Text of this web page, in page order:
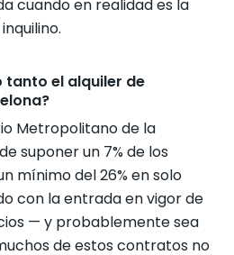
cuando en realidad es la
tanto el alquiler de
Metropolitano de la
suponer un 7% de los
mínimo del 26% en solo
con la entrada en vigor de
— y probablemente sea
de estos contratos no